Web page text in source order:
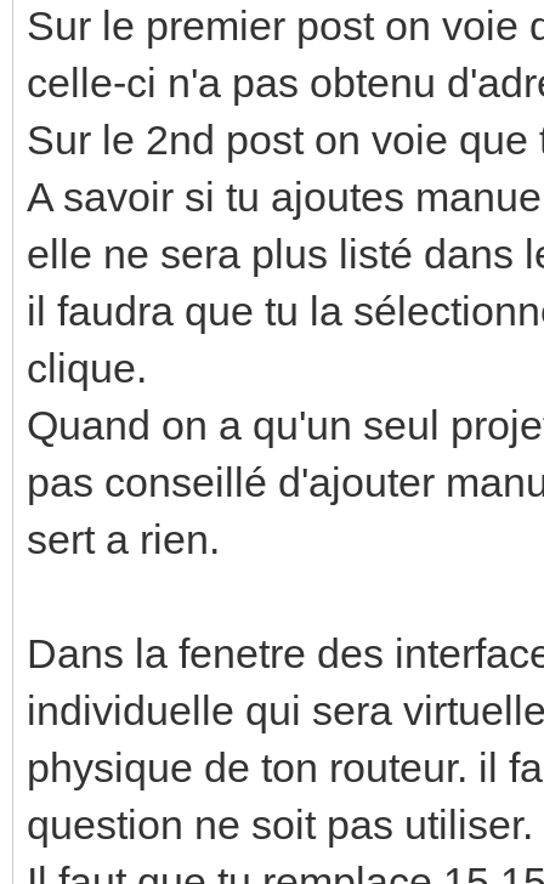
Sur le premier post on voie
celle-ci n'a pas obtenu
Sur le 2nd post on voie
A savoir si tu ajoutes
elle ne sera plus listé dans
il faudra que tu la
clique.
Quand on a qu'un seul
pas conseillé d'ajouter
sert a rien.
Dans la fenetre des
individuelle qui sera
physique de ton routeur. il
question ne soit pas utiliser.